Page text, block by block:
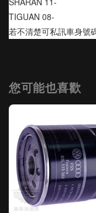
TIGUAN 08-
若不清楚可私訊車身號
您可能也喜歡